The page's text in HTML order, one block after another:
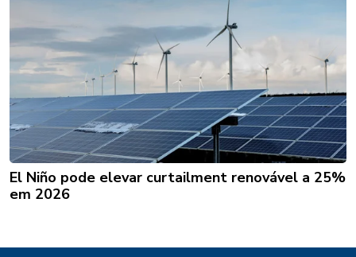
El Niño pode elevar curtailment renovável a 25%
em 2026